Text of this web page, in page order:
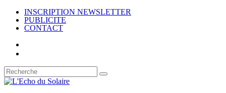
INSCRIPTION NEWSLETTER
PUBLICITE
CONTACT